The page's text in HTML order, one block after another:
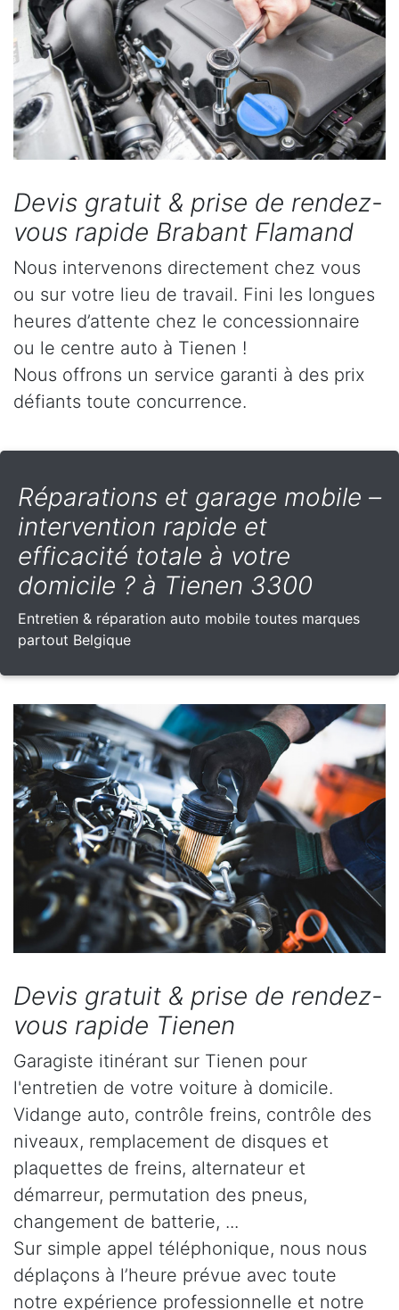
Devis gratuit & prise de rendez-
vous rapide Brabant Flamand
Nous intervenons directement chez vous
ou sur votre lieu de travail. Fini les longues
heures d’attente chez le concessionnaire
ou le centre auto à Tienen !
Nous offrons un service garanti à des prix
défiants toute concurrence.
Réparations et garage mobile –
intervention rapide et
efficacité totale à votre
domicile ? à Tienen 3300
Entretien & réparation auto mobile toutes marques
partout Belgique
Devis gratuit & prise de rendez-
vous rapide Tienen
Garagiste itinérant sur Tienen pour
l'entretien de votre voiture à domicile.
Vidange auto, contrôle freins, contrôle des
niveaux, remplacement de disques et
plaquettes de freins, alternateur et
démarreur, permutation des pneus,
changement de batterie, ...
Sur simple appel téléphonique, nous nous
déplaçons à l’heure prévue avec toute
notre expérience professionnelle et notre